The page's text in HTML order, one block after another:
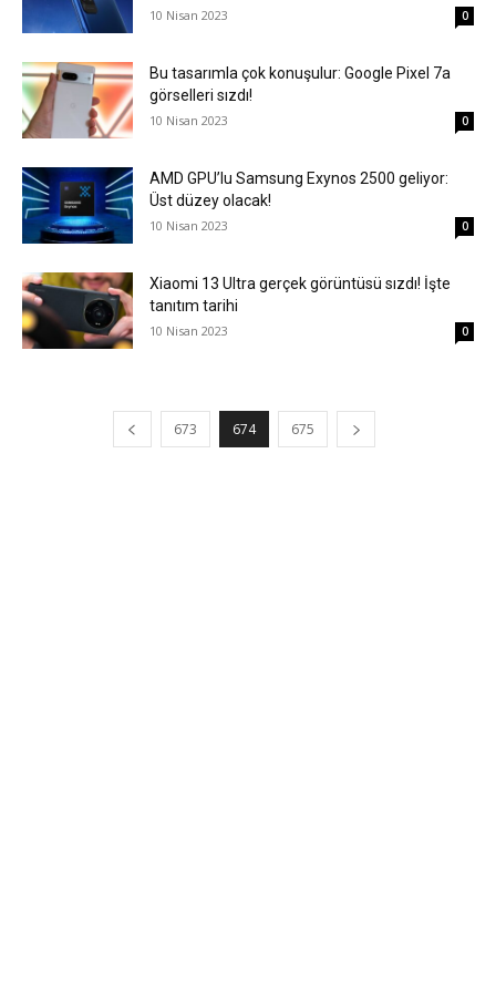
10 Nisan 2023 0
Bu tasarımla çok konuşulur: Google Pixel 7a
görselleri sızdı!
10 Nisan 2023 0
AMD GPU’lu Samsung Exynos 2500 geliyor:
Üst düzey olacak!
10 Nisan 2023 0
Xiaomi 13 Ultra gerçek görüntüsü sızdı! İşte
tanıtım tarihi
10 Nisan 2023 0
673 674 675